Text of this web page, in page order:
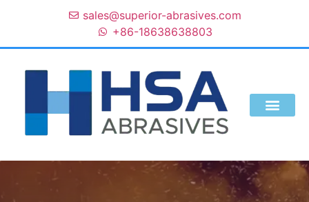
sales@superior-abrasives.com
+86-18638638803